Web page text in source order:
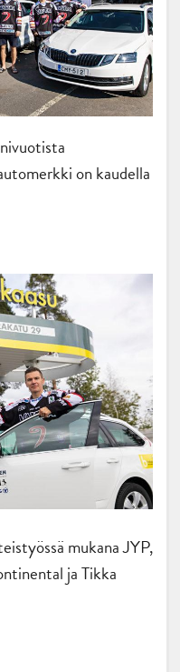
on kaudella
mukana JYP,
ja Tikka